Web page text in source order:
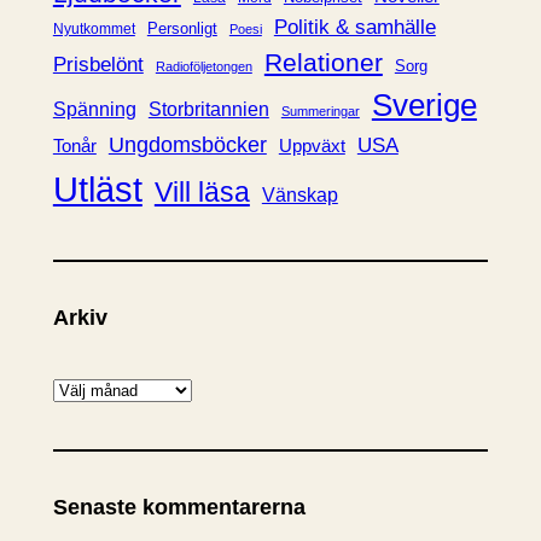
Nyutkommet Personligt Poesi
Politik & samhälle
Prisbelönt
Radioföljetongen Relationer Sorg
Spänning Storbritannien Summeringar Sverige
Tonår Ungdomsböcker Uppväxt USA
Utläst Vill läsa Vänskap
Arkiv
A
k
v
Senaste kommentarerna